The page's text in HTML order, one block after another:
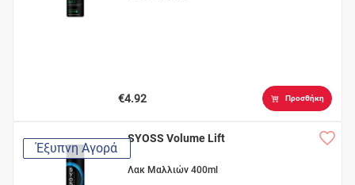
€4.92 Προσθήκη
Έξυπνη Αγορά
SYOSS Volume Lift
Λακ Μαλλιών 400ml